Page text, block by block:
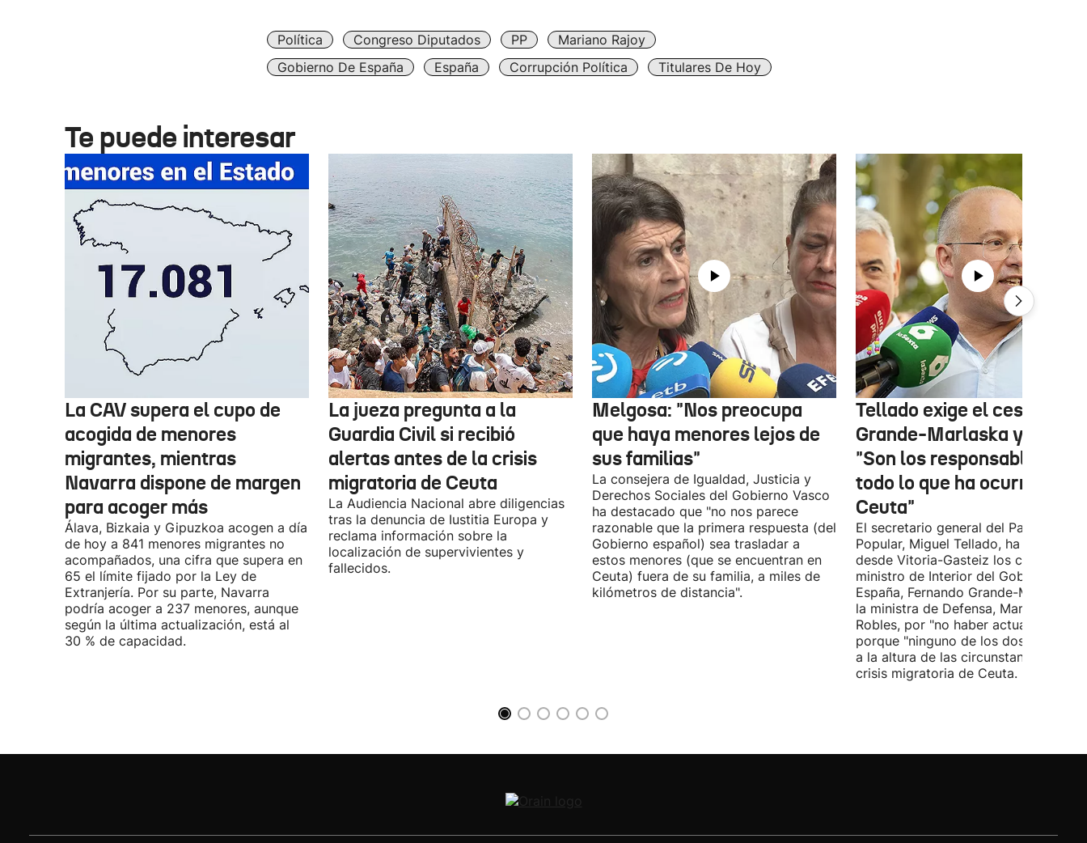
Política Congreso Diputados PP
Mariano Rajoy
Gobierno De España
España Corrupción Política Titulares De Hoy
Te puede interesar
La CAV supera el cupo de
acogida de menores
migrantes, mientras
Navarra dispone de margen
para acoger más
Álava, Bizkaia y Gipuzkoa acogen a día
de hoy a 841 menores migrantes no
acompañados, una cifra que supera en
65 el límite fijado por la Ley de
Extranjería. Por su parte, Navarra
podría acoger a 237 menores, aunque
según la última actualización, está al
30 % de capacidad.
La jueza pregunta a la
Guardia Civil si recibió
alertas antes de la crisis
migratoria de Ceuta
La Audiencia Nacional abre diligencias
tras la denuncia de Iustitia Europa y
reclama información sobre la
localización de supervivientes y
fallecidos.
Melgosa: "Nos preocupa
que haya menores lejos de
sus familias"
La consejera de Igualdad, Justicia y
Derechos Sociales del Gobierno Vasco
ha destacado que "no nos parece
razonable que la primera respuesta (del
Gobierno español) sea trasladar a
estos menores (que se encuentran en
Ceuta) fuera de su familia, a miles de
kilómetros de distancia".
Tellado exige el cese de
Grande-Marlaska y
"Son los responsables de
todo lo que ha ocurrido en
Ceuta"
El secretario general del Partido
Popular, Miguel Tellado, ha exigido
desde Vitoria-Gasteiz los ceses del
ministro de Interior del Gobierno de
España, Fernando Grande-Marlaska, y
la ministra de Defensa, Margarita
Robles, por "no haber actuado" y
porque "ninguno de los dos ha
a la altura de las circunstancias" ante
crisis migratoria de Ceuta.